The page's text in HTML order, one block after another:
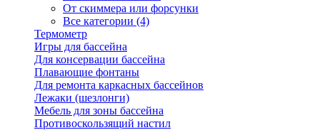
От скиммера или форсунки
Все категории (4)
Термометр
Игры для бассейна
Для консервации бассейна
Плавающие фонтаны
Для ремонта каркасных бассейнов
Лежаки (шезлонги)
Мебель для зоны бассейна
Противоскользящий настил